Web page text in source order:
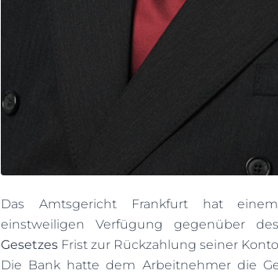
Das Amtsgericht Frankfurt hat
einstweiligen Verfügung gegenüber
Gesetzes Frist zur Rückzahlung seiner
Die Bank hatte dem Arbeitnehmer die